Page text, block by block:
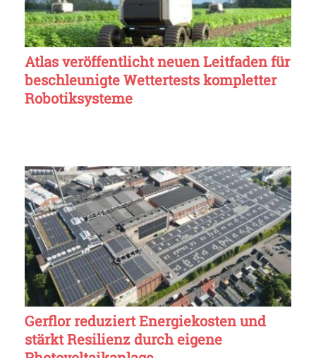
Atlas veröffentlicht neuen Leitfaden für
beschleunigte Wettertests kompletter
Robotiksysteme
Gerflor reduziert Energiekosten und
stärkt Resilienz durch eigene